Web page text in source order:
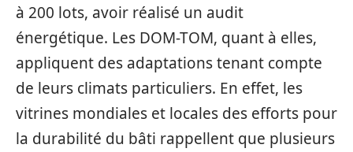
à 200 lots, avoir réalisé un audit
énergétique. Les DOM-TOM, quant à elles,
appliquent des adaptations tenant compte
de leurs climats particuliers. En effet, les
vitrines mondiales et locales des efforts pour
la durabilité du bâti rappellent que plusieurs